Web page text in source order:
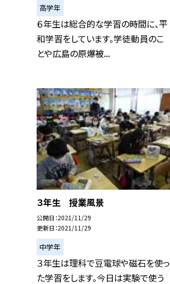
高学年
６年生は総合的な学習の時間に、平
和学習をしています。学徒動員のこ
とや広島の原爆被...
３年生 授業風景
公開日 2021/11/29
更新日 2021/11/29
中学年
３年生は理科で豆電球や磁石を使っ
た学習をします。今日は実験で使う